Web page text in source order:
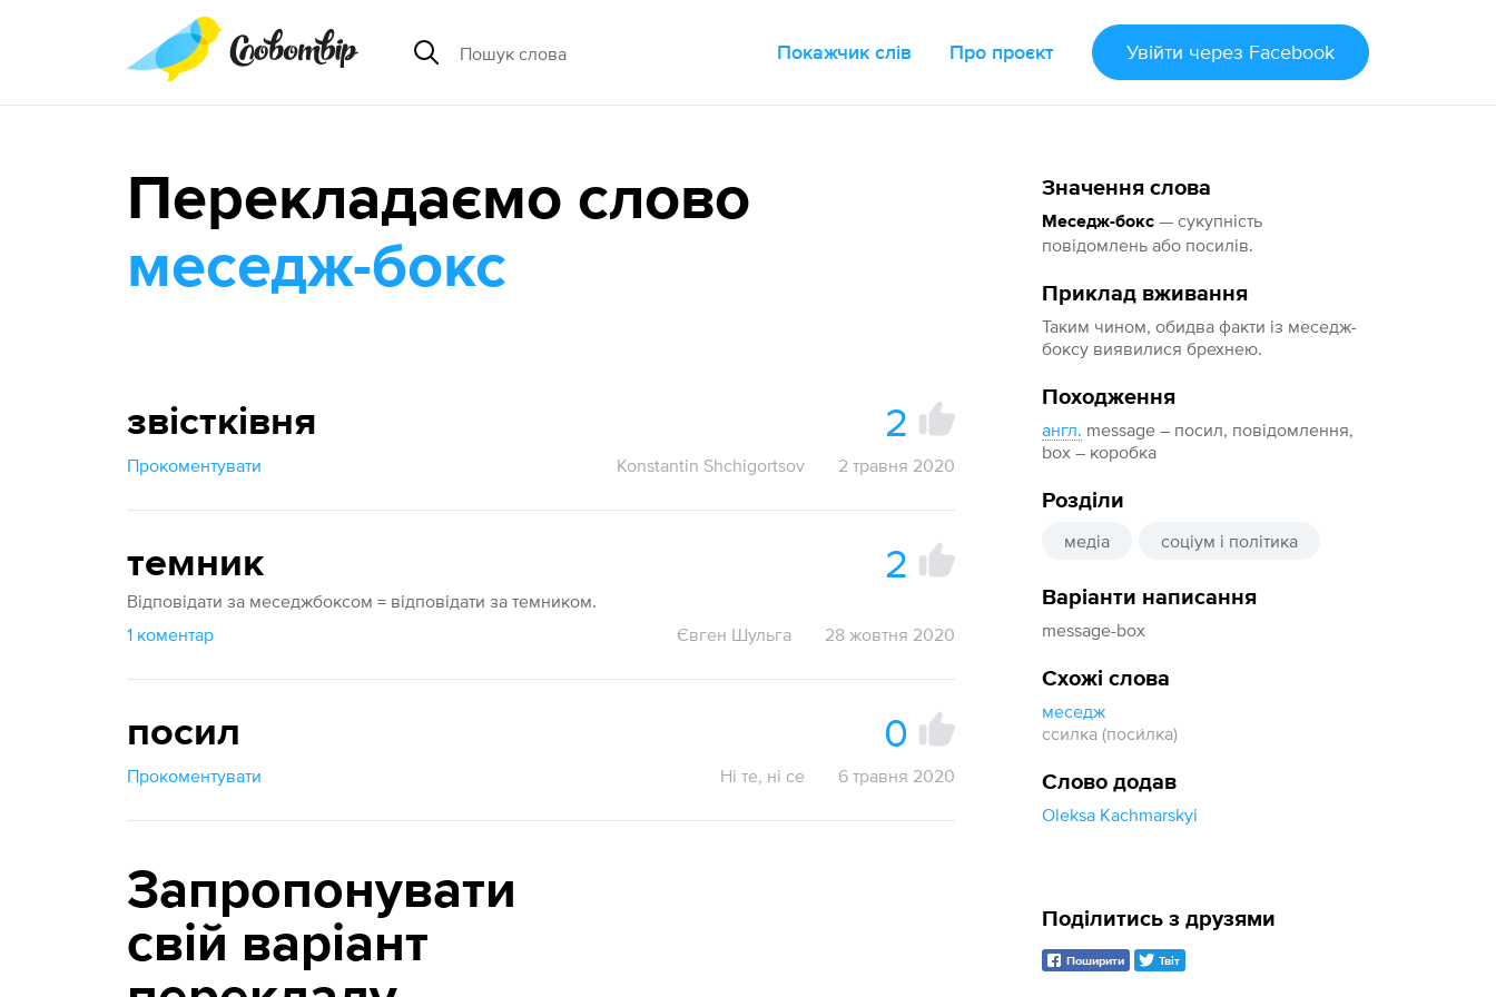
Покажчик слів Про проєкт Увійти через Facebook
Значення слова
Меседж-бокс — сукупність
повідомлень або посилів.
Приклад вживання
Таким чином, обидва факти із меседж-
боксу виявилися брехнею.
Походження
англ. message – посил, повідомлення,
box – коробка
Розділи
медіа соціум і політика
Варіанти написання
message-box
Схожі слова
меседж
ссилка (поси́лка)
Слово додав
Oleksa Kachmarskyi
Перекладаємо слово
меседж-бокс
звістківня 2
Прокоментувати Konstantin Shchigortsov 2 травня 2020
темник 2
Відповідати за меседжбоксом = відповідати за темником.
1 коментар
Євген Шульга 28 жовтня 2020
посил 0
Прокоментувати Ні те, ні се 6 травня 2020
Запропонувати
свій варіант
Поділитись з друзями
Поширити Твіт